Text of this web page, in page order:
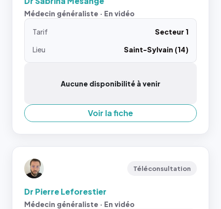
Médecin généraliste · En vidéo
Tarif
Secteur 1
Lieu
Saint-Sylvain (14)
Aucune disponibilité à venir
Voir la fiche
Téléconsultation
Dr Pierre Leforestier
Médecin généraliste · En vidéo